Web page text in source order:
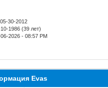
05-30-2012
1986 (39 лет)
2026 - 08:57 PM
Evas